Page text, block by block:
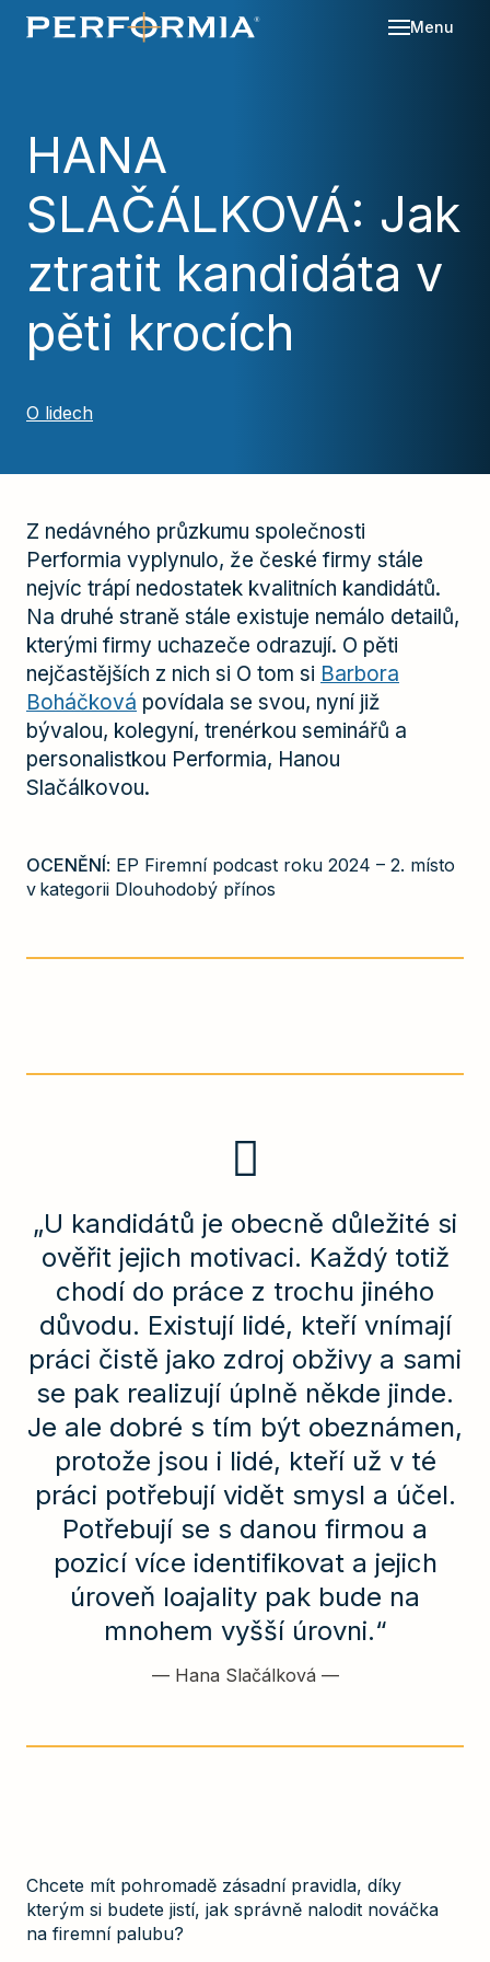
Menu
HANA
SLAČÁLKOVÁ: Jak
ztratit kandidáta v
pěti krocích
O lidech
Z nedávného průzkumu společnosti
Performia vyplynulo, že české firmy stále
nejvíc trápí nedostatek kvalitních kandidátů.
Na druhé straně stále existuje nemálo detailů,
kterými firmy uchazeče odrazují. O pěti
nejčastějších z nich si O tom si Barbora
Boháčková povídala se svou, nyní již
bývalou, kolegyní, trenérkou seminářů a
personalistkou Performia, Hanou
Slačálkovou.
OCENĚNÍ: EP Firemní podcast roku 2024 – 2. místo
v kategorii Dlouhodobý přínos
„U kandidátů je obecně důležité si
ověřit jejich motivaci. Každý totiž
chodí do práce z trochu jiného
důvodu. Existují lidé, kteří vnímají
práci čistě jako zdroj obživy a sami
se pak realizují úplně někde jinde.
Je ale dobré s tím být obeznámen,
protože jsou i lidé, kteří už v té
práci potřebují vidět smysl a účel.
Potřebují se s danou firmou a
pozicí více identifikovat a jejich
úroveň loajality pak bude na
mnohem vyšší úrovni.“
—Hana Slačálková —
Chcete mít pohromadě zásadní pravidla, díky
kterým si budete jistí, jak správně nalodit nováčka
na firemní palubu?